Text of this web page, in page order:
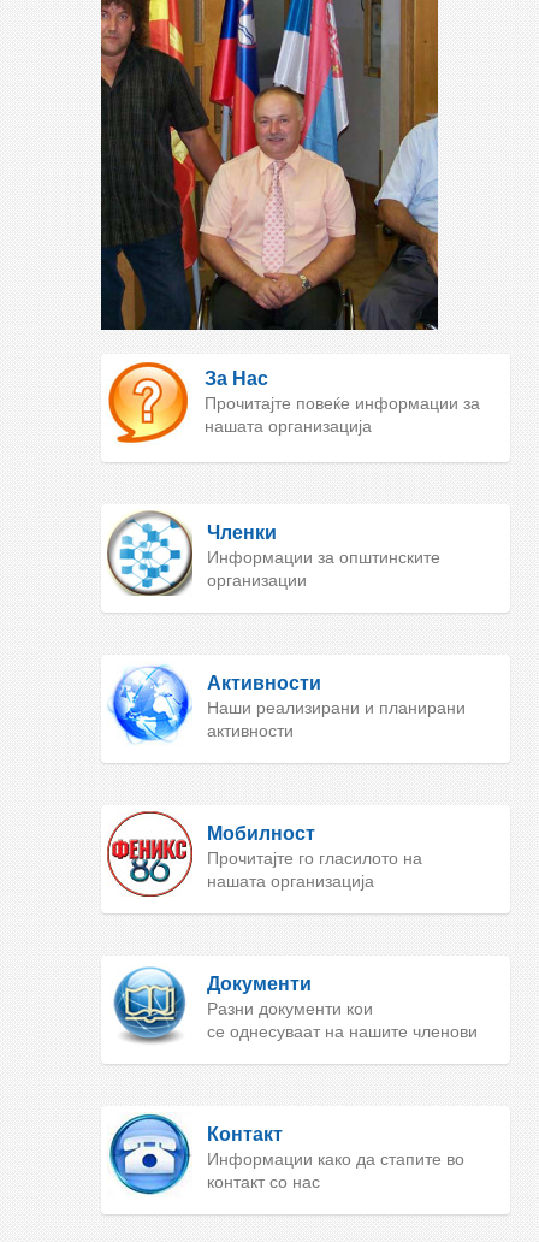
За Нас
Прочитајте повеќе информации за
нашата организација
Членки
Информации за општинските
организации
Активности
Наши реализирани и планирани
активности
Мобилност
Прочитајте го гласилото на
нашата организација
Документи
Разни документи кои
се однесуваат на нашите членови
Контакт
Информации како да стапите во
контакт со нас